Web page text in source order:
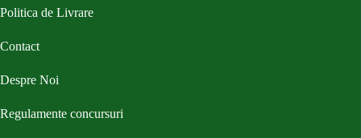
Politica de Livrare
Contact
Despre Noi
Regulamente concursuri